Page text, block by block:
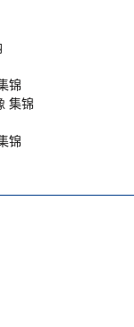
锦
集锦
锦